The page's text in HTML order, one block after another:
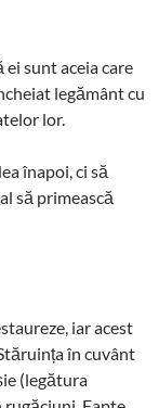
sunt aceia care
legământ cu
lor.
înapoi, ci să
să primească
iar acest
în cuvânt
(legătura